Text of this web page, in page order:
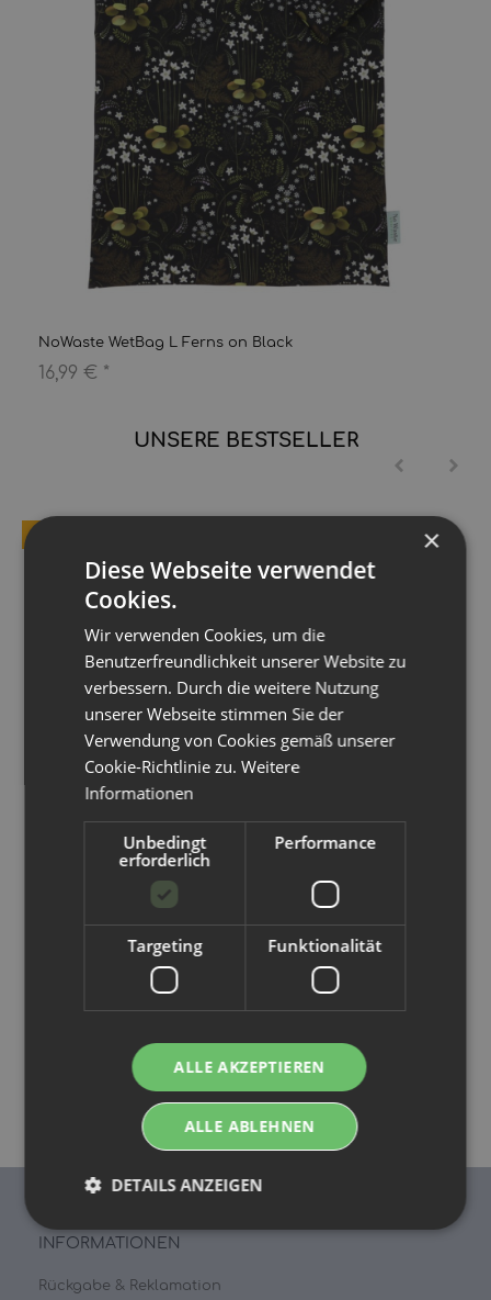
NoWaste WetBag L Ferns on Black
16,99 € *
UNSERE BESTSELLER
Avo+Cado waschbare Flanell Feuchttücher 15 Stk.
INFORMATIONEN
Rückgabe & Reklamation
×
Diese Webseite verwendet
Cookies.
Wir verwenden Cookies, um die
Benutzerfreundlichkeit unserer Website zu
verbessern. Durch die weitere Nutzung
unserer Webseite stimmen Sie der
Verwendung von Cookies gemäß unserer
Cookie-Richtlinie zu.Weitere
Informationen
Unbedingt
erforderlich
Performance
Targeting Funktionalität
ALLE AKZEPTIEREN
ALLE ABLEHNEN
DETAILS ANZEIGEN